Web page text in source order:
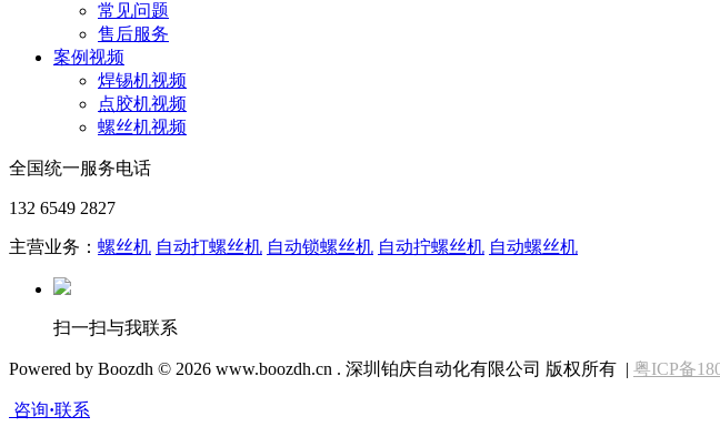
常见问题
售后服务
案例视频
焊锡机视频
点胶机视频
螺丝机视频
全国统一服务电话
132 6549 2827
主营业务： 螺丝机 自动打螺丝机 自动锁螺丝机 自动拧螺丝机 自动螺丝机
扫一扫与我联系
Powered by Boozdh © 2026 www.boozdh.cn . 深圳铂庆自动化有限公司 版权所有 | 粤ICP备
咨询·联系